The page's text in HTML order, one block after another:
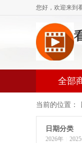
您好，欢迎来到
全部
当前的位置：
日期分类
2026年